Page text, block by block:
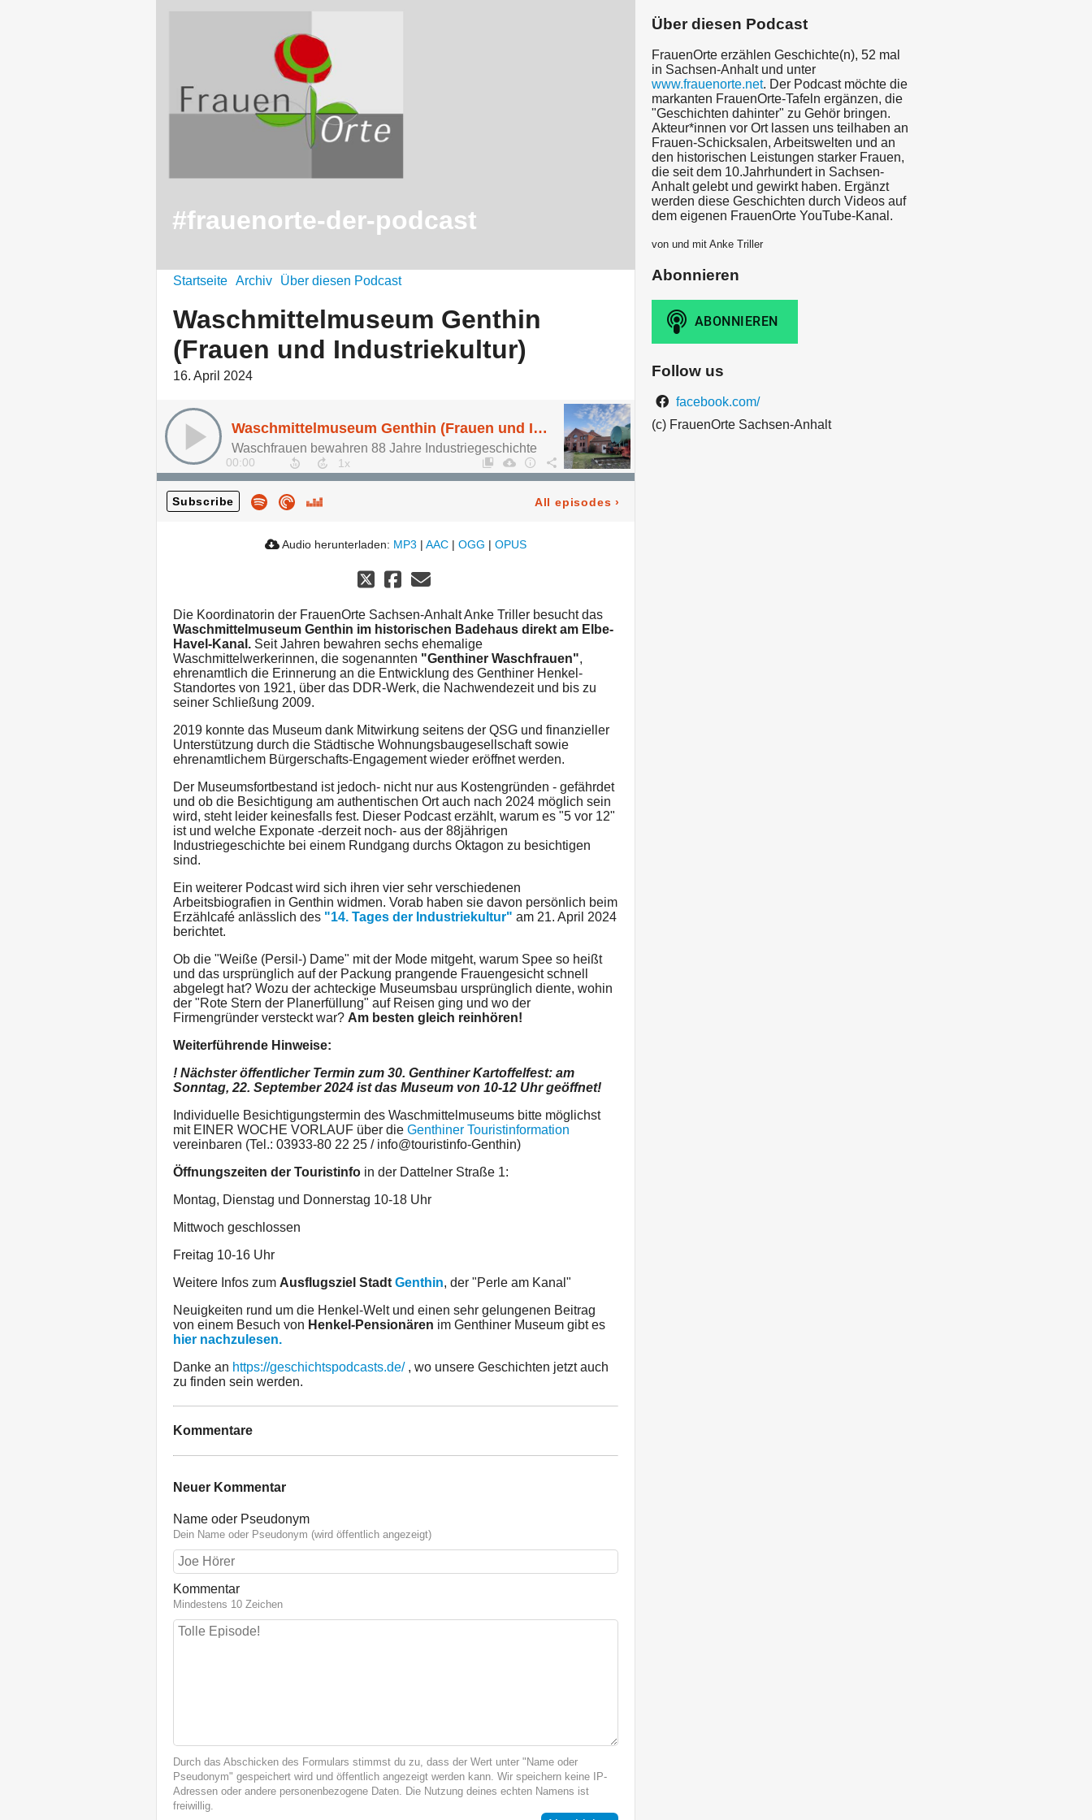
#frauenorte-der-podcast
Startseite Archiv Über diesen Podcast
Waschmittelmuseum Genthin
(Frauen und Industriekultur)
16. April 2024
Waschmittelmuseum Genthin (Frauen und Industriekultur)
Waschfrauen bewahren 88 Jahre Industriegeschichte
00:00
Subscribe All episodes ›
Audio herunterladen: MP3 | AAC | OGG | OPUS
Die Koordinatorin der FrauenOrte Sachsen-Anhalt Anke Triller besucht das
Waschmittelmuseum Genthin im historischen Badehaus direkt am Elbe-
Havel-Kanal. Seit Jahren bewahren sechs ehemalige
Waschmittelwerkerinnen, die sogenannten "Genthiner Waschfrauen",
ehrenamtlich die Erinnerung an die Entwicklung des Genthiner Henkel-
Standortes von 1921, über das DDR-Werk, die Nachwendezeit und bis zu
seiner Schließung 2009.
2019 konnte das Museum dank Mitwirkung seitens der QSG und finanzieller
Unterstützung durch die Städtische Wohnungsbaugesellschaft sowie
ehrenamtlichem Bürgerschafts-Engagement wieder eröffnet werden.
Der Museumsfortbestand ist jedoch- nicht nur aus Kostengründen - gefährdet
und ob die Besichtigung am authentischen Ort auch nach 2024 möglich sein
wird, steht leider keinesfalls fest. Dieser Podcast erzählt, warum es "5 vor 12"
ist und welche Exponate -derzeit noch- aus der 88jährigen
Industriegeschichte bei einem Rundgang durchs Oktagon zu besichtigen
sind.
Ein weiterer Podcast wird sich ihren vier sehr verschiedenen
Arbeitsbiografien in Genthin widmen. Vorab haben sie davon persönlich beim
Erzählcafé anlässlich des "14. Tages der Industriekultur" am 21. April 2024
berichtet.
Ob die "Weiße (Persil-) Dame" mit der Mode mitgeht, warum Spee so heißt
und das ursprünglich auf der Packung prangende Frauengesicht schnell
abgelegt hat? Wozu der achteckige Museumsbau ursprünglich diente, wohin
der "Rote Stern der Planerfüllung" auf Reisen ging und wo der
Firmengründer versteckt war? Am besten gleich reinhören!
Weiterführende Hinweise:
! Nächster öffentlicher Termin zum 30. Genthiner Kartoffelfest: am
Sonntag, 22. September 2024 ist das Museum von 10-12 Uhr geöffnet!
Individuelle Besichtigungstermin des Waschmittelmuseums bitte möglichst
mit EINER WOCHE VORLAUF über die Genthiner Touristinformation
vereinbaren (Tel.: 03933-80 22 25 / info@touristinfo-Genthin)
Öffnungszeiten der Touristinfo in der Dattelner Straße 1:
Montag, Dienstag und Donnerstag 10-18 Uhr
Mittwoch geschlossen
Freitag 10-16 Uhr
Weitere Infos zum Ausflugsziel Stadt Genthin, der "Perle am Kanal"
Neuigkeiten rund um die Henkel-Welt und einen sehr gelungenen Beitrag
von einem Besuch von Henkel-Pensionären im Genthiner Museum gibt es
hier nachzulesen.
Danke an https://geschichtspodcasts.de/, wo unsere Geschichten jetzt auch
zu finden sein werden.
Kommentare
Neuer Kommentar
Name oder Pseudonym
Dein Name oder Pseudonym (wird öffentlich angezeigt)
Kommentar
Mindestens 10 Zeichen
Durch das Abschicken des Formulars stimmst du zu, dass der Wert unter "Name oder
Pseudonym" gespeichert wird und öffentlich angezeigt werden kann. Wir speichern keine IP-
Adressen oder andere personenbezogene Daten. Die Nutzung deines echten Namens ist
freiwillig.
Über diesen Podcast
FrauenOrte erzählen Geschichte(n), 52 mal
in Sachsen-Anhalt und unter
www.frauenorte.net. Der Podcast möchte die
markanten FrauenOrte-Tafeln ergänzen, die
"Geschichten dahinter" zu Gehör bringen.
Akteur*innen vor Ort lassen uns teilhaben an
Frauen-Schicksalen, Arbeitswelten und an
den historischen Leistungen starker Frauen,
die seit dem 10.Jahrhundert in Sachsen-
Anhalt gelebt und gewirkt haben. Ergänzt
werden diese Geschichten durch Videos auf
dem eigenen FrauenOrte YouTube-Kanal.
von und mit Anke Triller
Abonnieren
Follow us
facebook.com/
(c) FrauenOrte Sachsen-Anhalt